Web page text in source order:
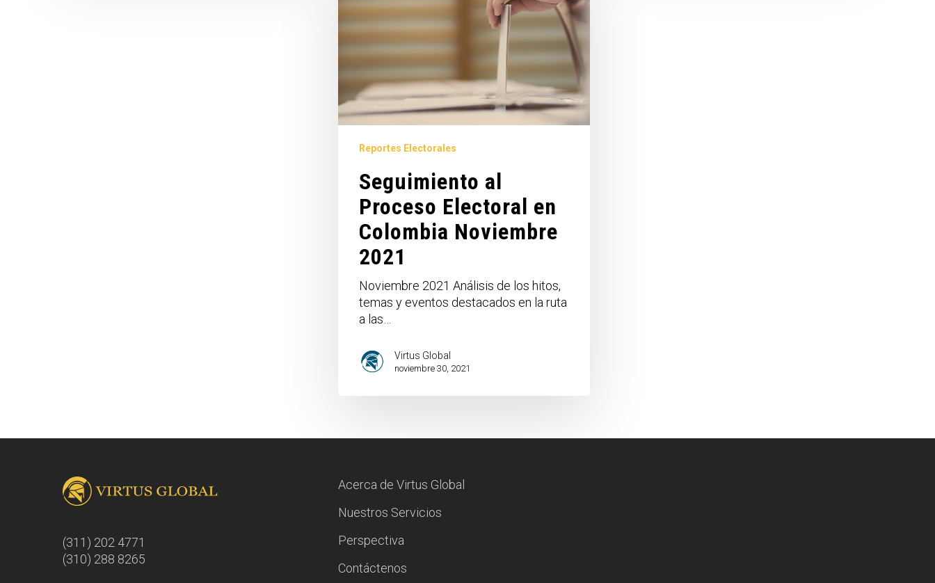
Reportes Electorales
Seguimiento al
Proceso Electoral en
Colombia Noviembre
2021
Noviembre 2021 Análisis de los hitos,
temas y eventos destacados en la ruta
a las…
Virtus Global
noviembre 30, 2021
(311) 202 4771
(310) 288 8265
Acerca de Virtus Global
Nuestros Servicios
Perspectiva
Contáctenos